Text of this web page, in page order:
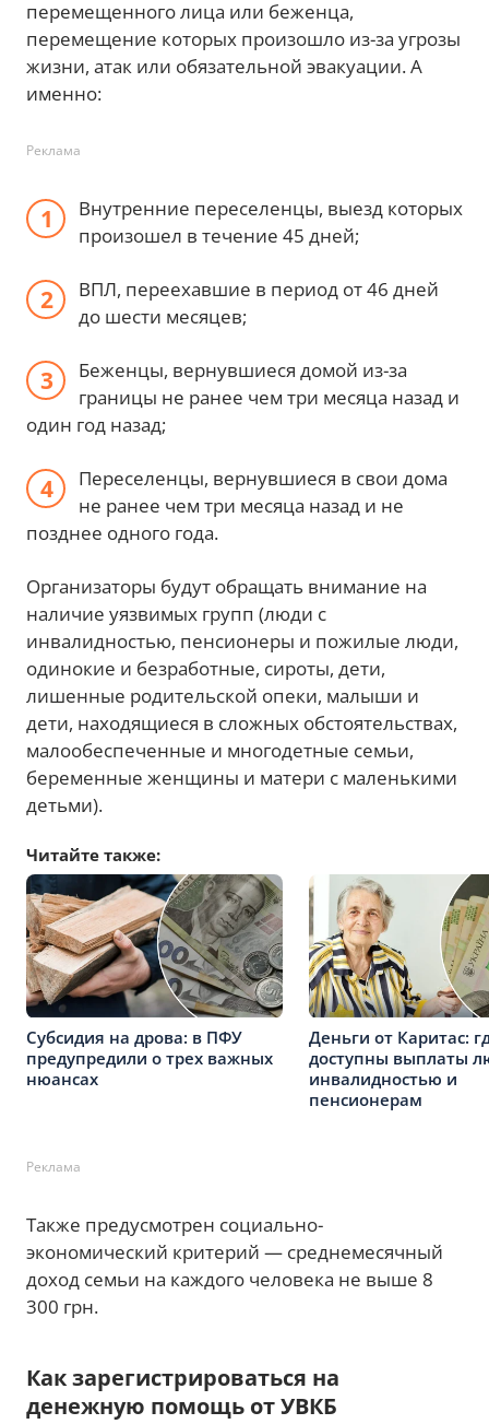
перемещенного лица или беженца,
перемещение которых произошло из-за угрозы
жизни, атак или обязательной эвакуации. А
именно:
Реклама
Внутренние переселенцы, выезд которых
произошел в течение 45 дней;
ВПЛ, переехавшие в период от 46 дней
до шести месяцев;
Беженцы, вернувшиеся домой из-за
границы не ранее чем три месяца назад и
один год назад;
Переселенцы, вернувшиеся в свои дома
не ранее чем три месяца назад и не
позднее одного года.
Организаторы будут обращать внимание на
наличие уязвимых групп (люди с
инвалидностью, пенсионеры и пожилые люди,
одинокие и безработные, сироты, дети,
лишенные родительской опеки, малыши и
дети, находящиеся в сложных обстоятельствах,
малообеспеченные и многодетные семьи,
беременные женщины и матери с маленькими
детьми).
Читайте также:
Субсидия на дрова: в ПФУ
предупредили о трех важных
нюансах
Деньги от Каритас:
доступны выплаты
инвалидностью и
пенсионерам
Реклама
Также предусмотрен социально-
экономический критерий — среднемесячный
доход семьи на каждого человека не выше 8
300 грн.
Как зарегистрироваться на
денежную помощь от УВКБ